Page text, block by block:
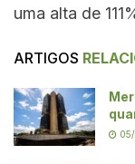
uma alta de
ARTIGOS